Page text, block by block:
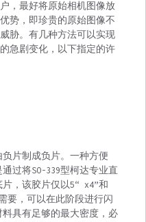
，最好将原始相机图像放
势，即珍贵的原始图像不
胁。有几种方法可以实现
急剧变化，以下指定的许
片制成负片。一种方便
过将SO-339型柯达专业直
，该胶片仅以5“ x4”和
要，可以在此阶段进行闪
具有足够的最大密度，必